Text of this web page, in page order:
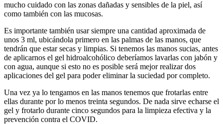
mucho cuidado con las zonas dañadas y sensibles de la piel, así
como también con las mucosas.
Es importante también usar siempre una cantidad aproximada de
unos 3 ml, ubicándola primero en las palmas de las manos, que
tendrán que estar secas y limpias. Si tenemos las manos sucias, antes
de aplicarnos el gel hidroalcohólico deberíamos lavarlas con jabón y
con agua, aunque si esto no es posible será mejor realizar dos
aplicaciones del gel para poder eliminar la suciedad por completo.
Una vez ya lo tengamos en las manos tenemos que frotarlas entre
ellas durante por lo menos treinta segundos. De nada sirve echarse el
gel y frotarlo durante cinco segundos para la limpieza efectiva y la
prevención contra el COVID.